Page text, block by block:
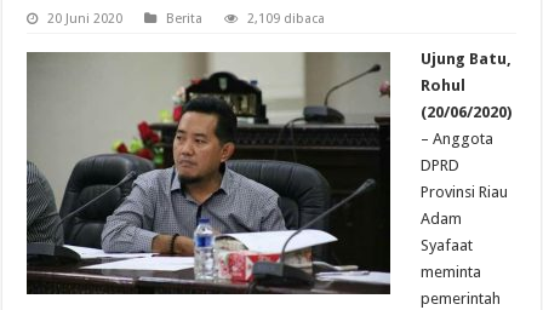
20 Juni 2020 Berita 2,109 dibaca
Ujung Batu,
Rohul
(20/06/2020)
– Anggota
DPRD
Provinsi Riau
Adam
Syafaat
meminta
pemerintah